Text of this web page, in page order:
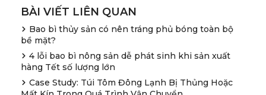
BÀI VIẾT LIÊN QUAN
Bao bì thủy sản có nên tráng phủ bóng toàn bộ
bề mặt?
4 lỗi bao bì nông sản dễ phát sinh khi sản xuất
hàng Tết số lượng lớn
Case Study: Túi Tôm Đông Lạnh Bị Thủng Hoặc